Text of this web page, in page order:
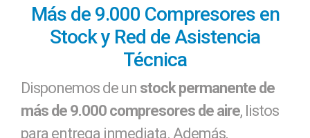
Más de 9.000 Compresores en
Stock y Red de Asistencia
Técnica
Disponemos de un stock permanente de
más de 9.000 compresores de aire, listos
para entrega inmediata. Además,